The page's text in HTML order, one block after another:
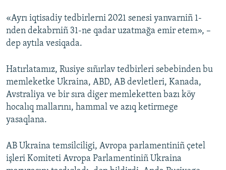
«Ayrı iqtisadiy tedbirlerni 2021 senesi yanvarniñ 1-
nden dekabrniñ 31-ne qadar uzatmağa emir etem», –
dep aytıla vesiqada.
Hatırlatamız, Rusiye sıñırlav tedbirleri sebebinden bu
memleketke Ukraina, ABD, AB devletleri, Kanada,
Avstraliya ve bir sıra diger memleketten bazı köy
hocalıq mallarını, hammal ve azıq ketirmege
yasaqlana.
AB Ukraina temsilciligi, Avropa parlamentiniñ çetel
işleri Komiteti Avropa Parlamentiniñ Ukraina